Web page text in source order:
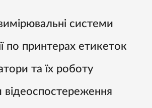
системи
по принтерах етикеток
та їх роботу